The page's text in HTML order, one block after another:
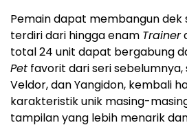
Pemain dapat membangun
terdiri dari hingga enam Trainer
total 24 unit dapat bergabung
Pet favorit dari seri
Veldor, dan Yangidon, kembali
karakteristik unik masing-
tampilan yang lebih menarik